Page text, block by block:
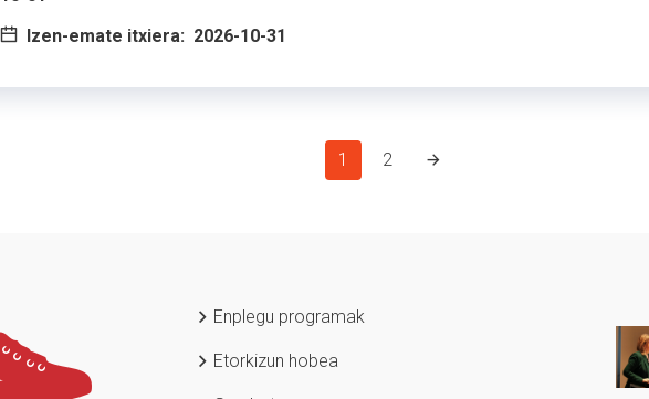
Izen-emate itxiera: 2026-10-31
1 2
Enplegu programak
Etorkizun hobea